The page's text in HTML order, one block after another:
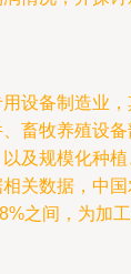
设备制造业
畜牧养殖设
及规模化种
关数据，中
之间，为加